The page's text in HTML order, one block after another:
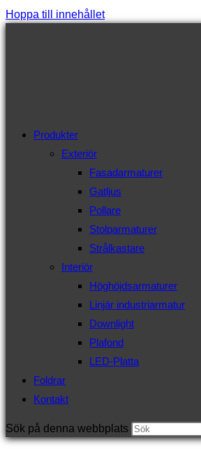
Hoppa till innehållet
Produkter
Exteriör
Fasadarmaturer
Gatljus
Pollare
Stolparmaturer
Strålkastare
Interiör
Höghöjdsarmaturer
Linjär industriarmatur
Downlight
Plafond
LED-Platta
Foldrar
Kontakt
Sök på denna webbplats